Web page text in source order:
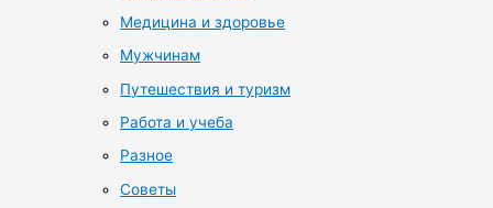
Медицина и здоровье
Мужчинам
Путешествия и туризм
Работа и учеба
Разное
Советы